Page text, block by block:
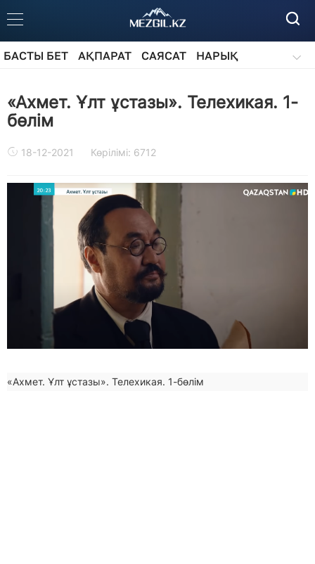
БАСТЫ БЕТ АҚПАРАТ САЯСАТ
НАРЫҚ
«Ахмет. Ұлт ұстазы». Телехикая. 1-
бөлім
18-12-2021 Көрілімі: 6712
«Ахмет. Ұлт ұстазы». Телехикая. 1-бөлім